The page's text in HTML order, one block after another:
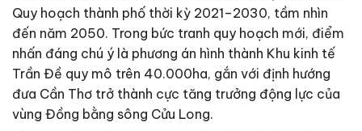
Quy hoạch thành phố thời kỳ 2021–2030, tầm nhìn
đến năm 2050. Trong bức tranh quy hoạch mới, điểm
nhấn đáng chú ý là phương án hình thành Khu kinh tế
Trần Đề quy mô trên 40.000ha, gắn với định hướng
đưa Cần Thơ trở thành cực tăng trưởng động lực của
vùng Đồng bằng sông Cửu Long.